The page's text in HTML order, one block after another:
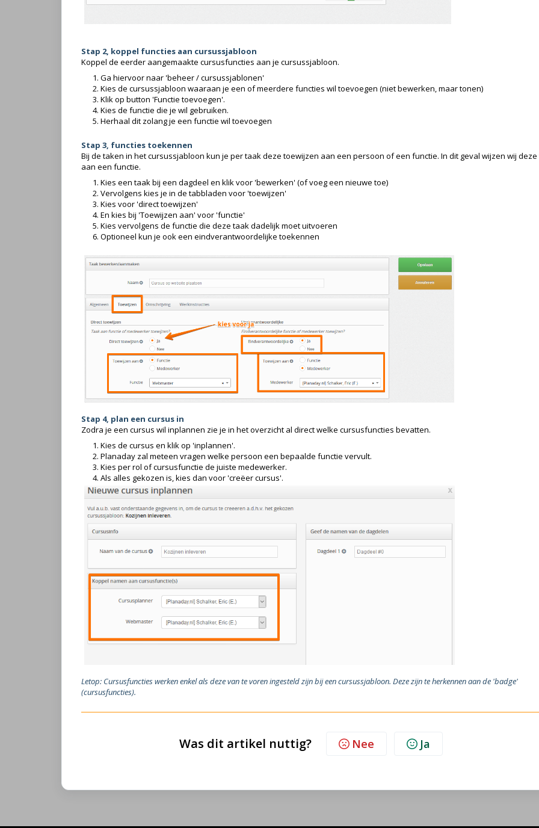
Stap 2, koppel functies aan cursussjabloon
Koppel de eerder aangemaakte cursusfuncties aan je cursussjabloon.
Ga hiervoor naar 'beheer / cursussjablonen'
Kies de cursussjabloon waaraan je een of meerdere functies wil toevoegen (niet bewerken, maar tonen)
Klik op button 'Functie toevoegen'.
Kies de functie die je wil gebruiken.
Herhaal dit zolang je een functie wil toevoegen
Stap 3, functies toekennen
Bij de taken in het cursussjabloon kun je per taak deze toewijzen aan een persoon of een functie. In dit geval wijzen wij
aan een functie.
Kies een taak bij een dagdeel en klik voor 'bewerken' (of voeg een nieuwe toe)
Vervolgens kies je in de tabbladen voor 'toewijzen'
Kies voor 'direct toewijzen'
En kies bij 'Toewijzen aan' voor 'functie'
Kies vervolgens de functie die deze taak dadelijk moet uitvoeren
Optioneel kun je ook een eindverantwoordelijke toekennen
Stap 4, plan een cursus in
Zodra je een cursus wil inplannen zie je in het overzicht al direct welke cursusfuncties bevatten.
Kies de cursus en klik op 'inplannen'.
Planaday zal meteen vragen welke persoon een bepaalde functie vervult.
Kies per rol of cursusfunctie de juiste medewerker.
Als alles gekozen is, kies dan voor 'creëer cursus'.
Letop: Cursusfuncties werken enkel als deze van te voren ingesteld zijn bij een cursussjabloon. Deze zijn te herkennen aan de 'badge'
(cursusfuncties).
Was dit artikel nuttig? Nee Ja